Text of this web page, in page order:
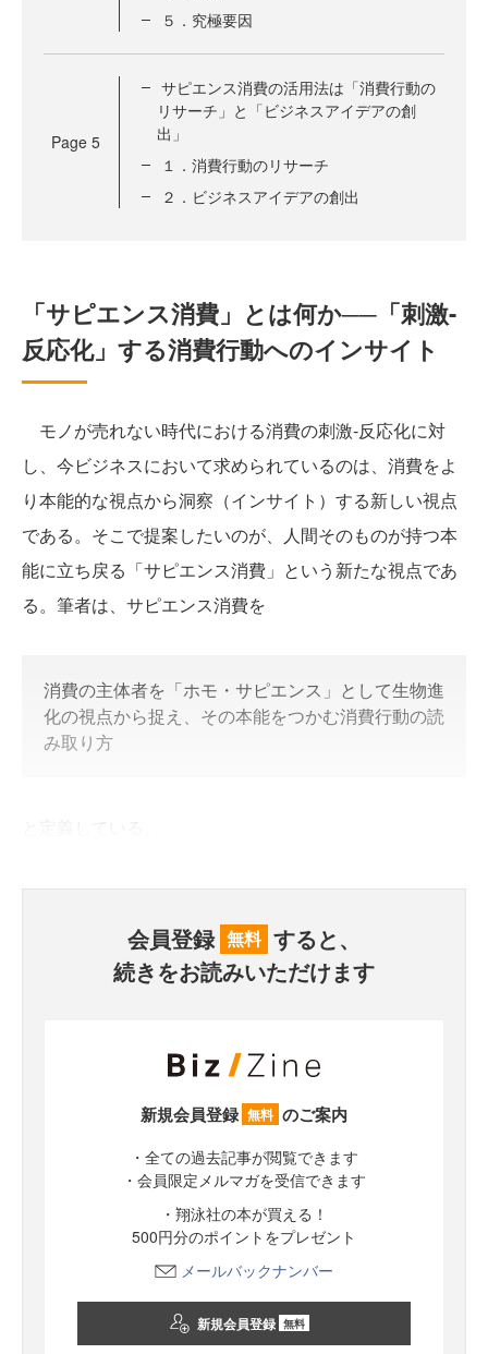
５．究極要因
Page 5
サピエンス消費の活用法は「消費行動の
リサーチ」と「ビジネスアイデアの創
出」
１．消費行動のリサーチ
２．ビジネスアイデアの創出
「サピエンス消費」とは何か──「刺激-
反応化」する消費行動へのインサイト
モノが売れない時代における消費の刺激‐反応化に対
し、今ビジネスにおいて求められているのは、消費をよ
り本能的な視点から洞察（インサイト）する新しい視点
である。そこで提案したいのが、人間そのものが持つ本
能に立ち戻る「サピエンス消費」という新たな視点であ
る。筆者は、サピエンス消費を
消費の主体者を「ホモ・サピエンス」として生物進
化の視点から捉え、その本能をつかむ消費行動の読
み取り方
会員登録 無料 すると、
続きをお読みいただけます
新規会員登録 無料 のご案内
・全ての過去記事が閲覧できます
・会員限定メルマガを受信できます
・翔泳社の本が買える！
500円分のポイントをプレゼント
メールバックナンバー
新規会員登録 無料